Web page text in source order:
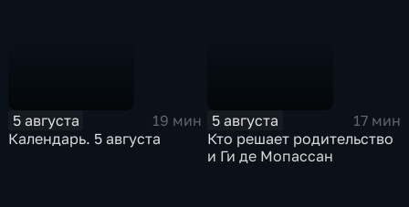
5 августа
19 мин
Календарь. 5 августа
5 августа
17 мин
Кто решает родительство
и Ги де Мопассан